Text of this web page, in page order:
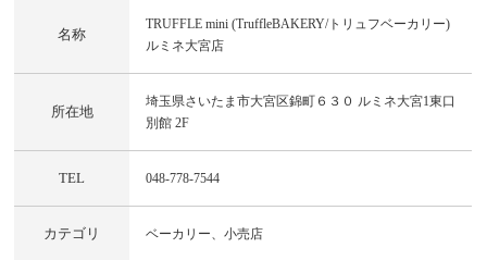
名称
TRUFFLE mini (TruffleBAKERY/トリュフベーカリー)
ルミネ大宮店
所在地
埼玉県さいたま市大宮区錦町６３０ ルミネ大宮1東口
別館 2F
TEL 048-778-7544
カテゴリ ベーカリー、小売店